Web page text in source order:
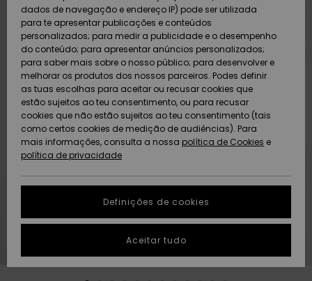
Surfe/água
Snow
Artigos
recém-
chegados
Coleções
Surfe/água
Neve
Artigos
recém-
chegados
Highlights
Snow
Community
SNOW
Snow Shop
Feminino
Highlights
Community
DUPLA
PROMO
Mulher
AJUDA
Cartão
presente
Quiksilver
Freedom
Protecção de
dados
Guia de
tamanhos
conversa para
obteres a
resposta mais
SUSTAINABILITY
PRESENTE
dados de navegação e endereço IP) pode ser utilizada
para te apresentar publicações e conteúdos
personalizados; para medir a publicidade e o desempenho
do conteúdo; para apresentar anúncios personalizados;
para saber mais sobre o nosso público; para desenvolver e
melhorar os produtos dos nossos parceiros. Podes definir
as tuas escolhas para aceitar ou recusar cookies que
estão sujeitos ao teu consentimento, ou para recusar
cookies que não estão sujeitos ao teu consentimento (tais
como certos cookies de medição de audiências). Para
mais informações, consulta a nossa política de Cookies e
política de privacidade
Definições de cookies
Aceitar tudo